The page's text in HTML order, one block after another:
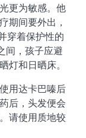
更为敏感。他
期间要外出，
穿着保护性的
间，孩子应避
灯和日晒床。
用达卡巴嗪后
后，头发便会
请使用质地较